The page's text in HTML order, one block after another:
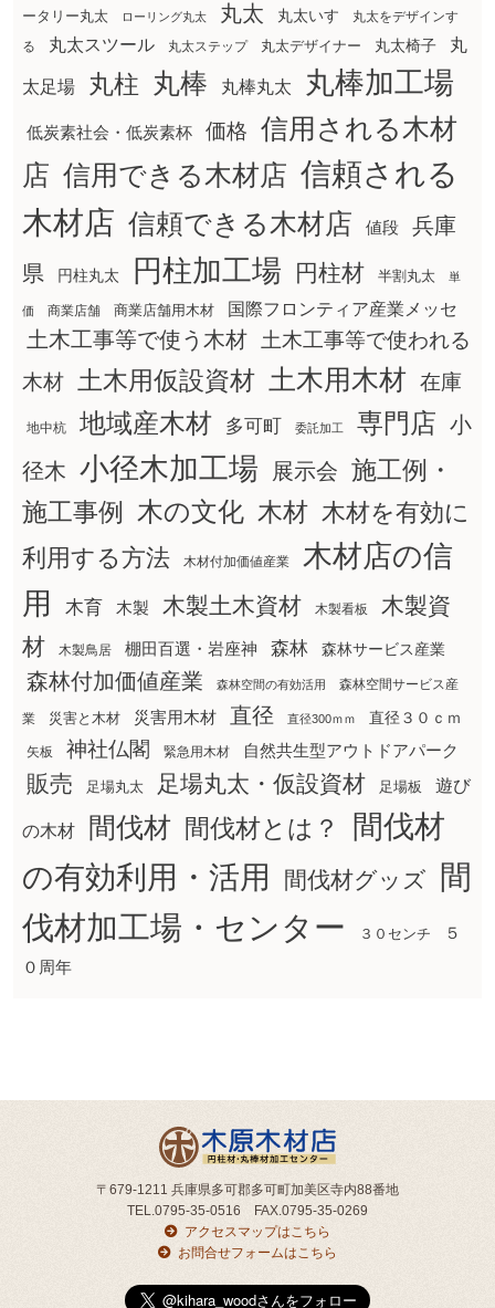
ータリー丸太
ローリング丸太 丸太 丸太いす
丸太をデザインす
る
丸太スツール 丸太ステップ 丸太デザイナー 丸太椅子 丸
太足場 丸柱 丸棒 丸棒丸太 丸棒加工場
低炭素社会・低炭素杯 価格
信用される木材
店 信用できる木材店 信頼される
木材店 信頼できる木材店 値段
兵庫
県
円柱丸太 円柱加工場 円柱材 半割丸太 単
価 商業店舗 商業店舗用木材 国際フロンティア産業メッセ
土木工事等で使う木材
土木工事等で使われる
木材
土木用仮設資材 土木用木材 在庫
地中杭 地域産木材 多可町 委託加工 専門店 小
径木 小径木加工場 展示会 施工例・
施工事例
木の文化 木材 木材を有効に
利用する方法
木材付加価値産業
木材店の信
用
木育 木製 木製土木資材 木製看板
木製資
材
木製鳥居 棚田百選・岩座神 森林 森林サービス産業
森林付加価値産業 森林空間の有効活用 森林空間サービス産
業 災害と木材 災害用木材 直径 直径300ｍｍ 直径３０ｃｍ
矢板 神社仏閣 緊急用木材 自然共生型アウトドアパーク
販売 足場丸太 足場丸太・仮設資材 足場板 遊び
の木材 間伐材 間伐材とは？
間伐材
の有効利用・活用
間伐材グッズ
間
伐材加工場・センター
３０センチ
５
０周年
〒679-1211 兵庫県多可郡多可町加美区寺内88番地
TEL.0795-35-0516 FAX.0795-35-0269
アクセスマップはこちら
お問合せフォームはこちら